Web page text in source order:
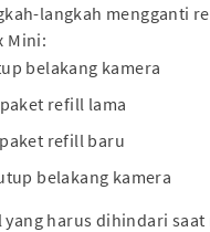
langkah mengganti
Mini:
belakang kamera
refill lama
refill baru
belakang kamera
yang harus dihindari saat